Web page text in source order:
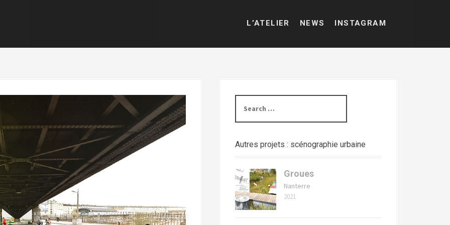
L’ATELIER NEWS INSTAGRAM
for:
Autres projets : scénographie urbaine
Groues
Nanterre
2021